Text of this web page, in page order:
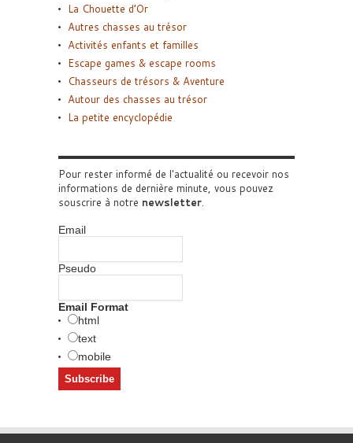
La Chouette d’Or
Autres chasses au trésor
Activités enfants et familles
Escape games & escape rooms
Chasseurs de trésors & Aventure
Autour des chasses au trésor
La petite encyclopédie
Pour rester informé de l'actualité ou recevoir nos
informations de dernière minute, vous pouvez
souscrire à notre newsletter.
Email
Pseudo
Email Format
html
text
mobile